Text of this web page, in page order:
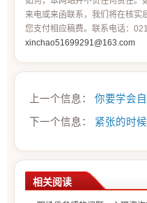
来电或来函联系，我们将在核实
您支付相应稿费。联系电话：
xinchao51699291@163.com
上一个信息： 你要学会
下一个信息： 紧张的时
相关阅读